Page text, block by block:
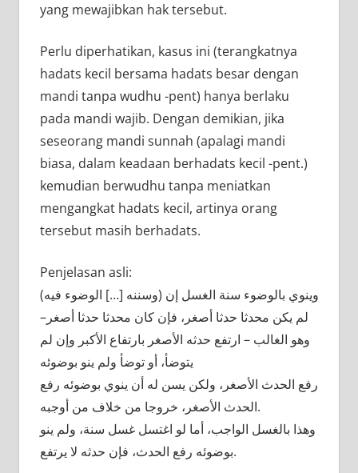
yang mewajibkan hak tersebut.
Perlu diperhatikan, kasus ini (terangkatnya
hadats kecil bersama hadats besar dengan
mandi tanpa wudhu -pent) hanya berlaku
pada mandi wajib. Dengan demikian, jika
seseorang mandi sunnah (apalagi mandi
biasa, dalam keadaan berhadats kecil -pent.)
kemudian berwudhu tanpa meniatkan
mengangkat hadats kecil, artinya orang
tersebut masih berhadats.
Penjelasan asli:
(وسننه […] الوضوء فيه) وينوي بالوضوء سنة الغسل إن
لم يكن محدثا حدثا أصغر، فإن كان محدثا حدثا أصغر–
وهو الغالب – ارتفع حدثه الأصغر بارتفاع الأكبر وإن لم
يتوضأ، أو توضأ ولم ينو بوضوئه
رفع الحدث الأصغر، ولكن يسن له أن ينوي بوضوئه رفع
الحدث الأصغر، خروجا من خلاف من أوجبه.
وهذا بالغسل الواجب، أما لو اغتسل غسل سنة، ولم ينو
بوضوئه رفع الحدث، فإن حدثه لا يرتفع.